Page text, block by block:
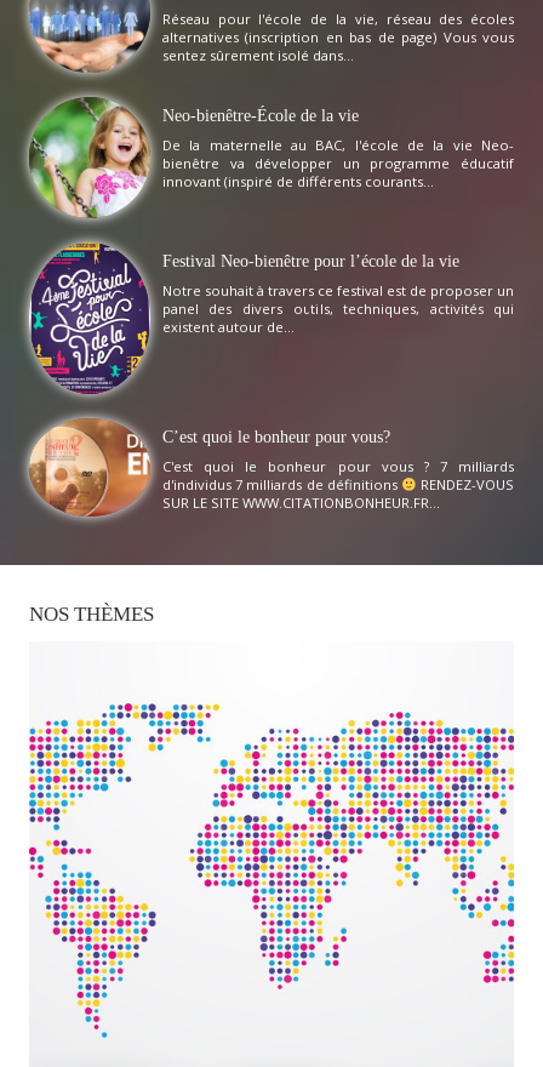
Réseau pour l'école de la vie, réseau des écoles
alternatives (inscription en bas de page) Vous vous
sentez sûrement isolé dans...
Neo-bienêtre-École de la vie
De la maternelle au BAC, l'école de la vie Neo-
bienêtre va développer un programme éducatif
innovant (inspiré de différents courants...
Festival Neo-bienêtre pour l’école de la vie
Notre souhait à travers ce festival est de proposer un
panel des divers outils, techniques, activités qui
existent autour de...
C’est quoi le bonheur pour vous?
C'est quoi le bonheur pour vous ? 7 milliards
d'individus 7 milliards de définitions
RENDEZ-VOUS
SUR LE SITE WWW.CITATIONBONHEUR.FR...
NOS THÈMES